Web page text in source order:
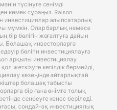
түсінуге сенімді
көмек сұраңыз. Raison
инвестициялар алыпсатарлық
мүмкін. Олар барлық немесе
бір бөлігін жоғалтуға дайын
Болашақ инвесторларға
бөлігін инвестициялауға
арқылы инвестициялау
жеткізуге кепілдік бермейді,
кезеңінде айтарлықтай
болашақ табысты
бір ғана өнімге толық
сенбеуге кеңес беріледі.
сондай-ақ инвестициялық